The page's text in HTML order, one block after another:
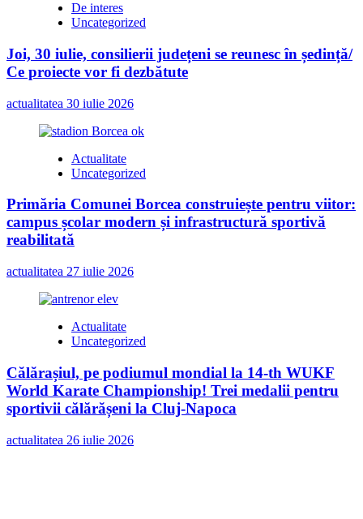
De interes
Uncategorized
Joi, 30 iulie, consilierii județeni se reunesc în ședință/
Ce proiecte vor fi dezbătute
actualitatea 30 iulie 2026
Actualitate
Uncategorized
Primăria Comunei Borcea construiește pentru viitor:
campus școlar modern și infrastructură sportivă
reabilitată
actualitatea 27 iulie 2026
Actualitate
Uncategorized
Călărașiul, pe podiumul mondial la 14-th WUKF
World Karate Championship! Trei medalii pentru
sportivii călărășeni la Cluj-Napoca
actualitatea 26 iulie 2026